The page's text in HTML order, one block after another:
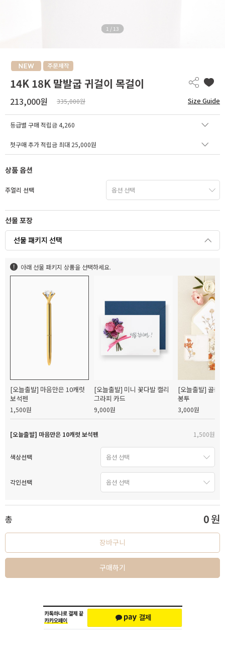
1 / 13
14K 18K 말발굽 귀걸이 목걸이
213,000원 335,000원 Size Guide
등급별 구매 적립금4,260
첫구매 추가 적립금 최대 25,000원
상품 옵션
주얼리 선택
선물 포장
선물 패키지 선택
아래 선물 패키지 상품을 선택하세요.
[오늘출발] 마음만은 10캐럿
보석펜
1,500원
[오늘출발] 미니 꽃다발 캘리
그라피 카드
9,000원
[오늘출발] 골든
봉투
3,000원
[오늘출발] 마음만은 10캐럿 보석펜 1,500원
색상선택
각인선택
총 0원
장바구니
구매하기